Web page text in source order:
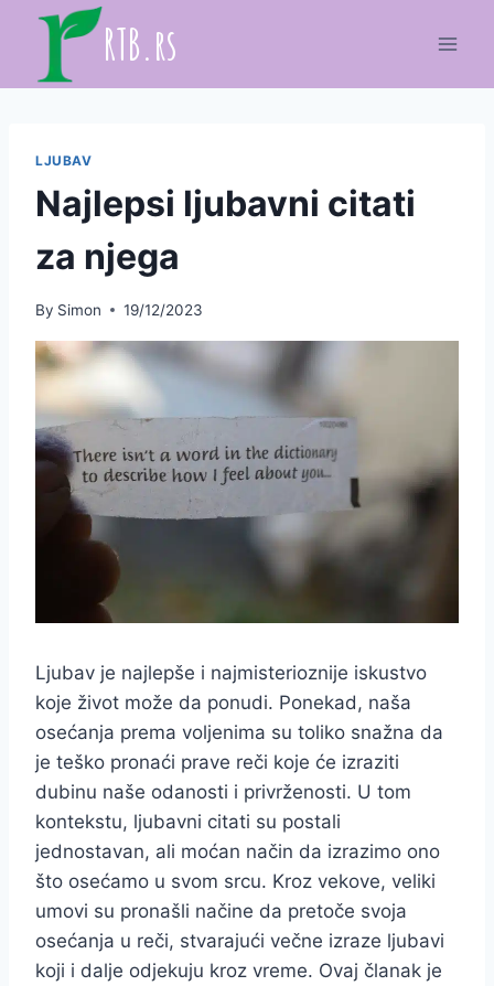
content
RTB.rs
LJUBAV
Najlepsi ljubavni citati
za njega
By Simon 19/12/2023
Ljubav je najlepše i najmisterioznije iskustvo
koje život može da ponudi. Ponekad, naša
osećanja prema voljenima su toliko snažna da
je teško pronaći prave reči koje će izraziti
dubinu naše odanosti i privrženosti. U tom
kontekstu, ljubavni citati su postali
jednostavan, ali moćan način da izrazimo ono
što osećamo u svom srcu. Kroz vekove, veliki
umovi su pronašli načine da pretoče svoja
osećanja u reči, stvarajući večne izraze ljubavi
koji i dalje odjekuju kroz vreme. Ovaj članak je